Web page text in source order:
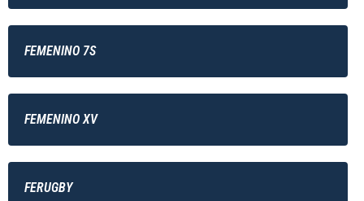
FEMENINO 7S
FEMENINO XV
FERUGBY